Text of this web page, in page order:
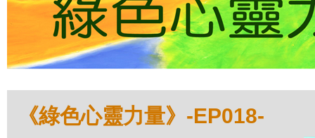
《綠色心靈力量》-EP018-